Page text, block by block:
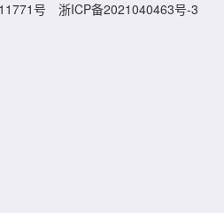
号
浙ICP备2021040463号-3